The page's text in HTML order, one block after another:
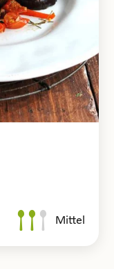
Mittel